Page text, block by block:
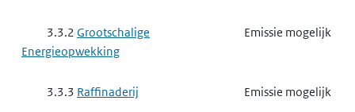
3.3.2 Grootschalige
Energieopwekking
Emissie mogelijk
3.3.3 Raffinaderij Emissie mogelijk